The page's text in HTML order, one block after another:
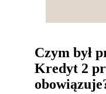
Czym był
Kredyt 2